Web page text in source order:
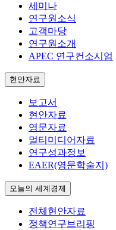
세미나
연구원소식
고객마당
연구원소개
APEC 연구컨소시엄
현안자료
보고서
현안자료
영문자료
멀티미디어자료
연구성과정보
EAER(영문학술지)
오늘의 세계경제
전체현안자료
정책연구브리핑